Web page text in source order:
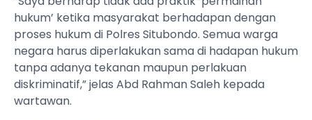
hukum’ ketika masyarakat berhadapan dengan
proses hukum di Polres Situbondo. Semua warga
negara harus diperlakukan sama di hadapan hukum
tanpa adanya tekanan maupun perlakuan
diskriminatif,” jelas Abd Rahman Saleh kepada
wartawan.